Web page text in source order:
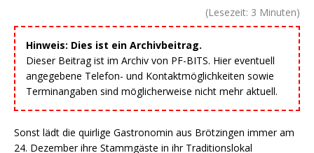
(Lesezeit: 3 Minuten)
Hinweis: Dies ist ein Archivbeitrag.
Dieser Beitrag ist im Archiv von PF-BITS. Hier eventuell
angegebene Telefon- und Kontaktmöglichkeiten sowie
Terminangaben sind möglicherweise nicht mehr aktuell.
Sonst lädt die quirlige Gastronomin aus Brötzingen immer am
24. Dezember ihre Stammgäste in ihr Traditionslokal